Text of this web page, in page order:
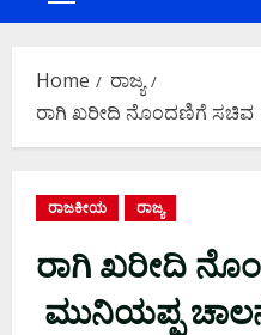
Primary
Home
ರಾಜ್ಯ
ರಾಗಿ ಖರೀದಿ ನೊಂದಣಿಗೆ
ರಾಜಕೀಯ ರಾಜ್ಯ
ರಾಗಿ ಖರೀದಿ
ಮುನಿಯಪ್ಪ